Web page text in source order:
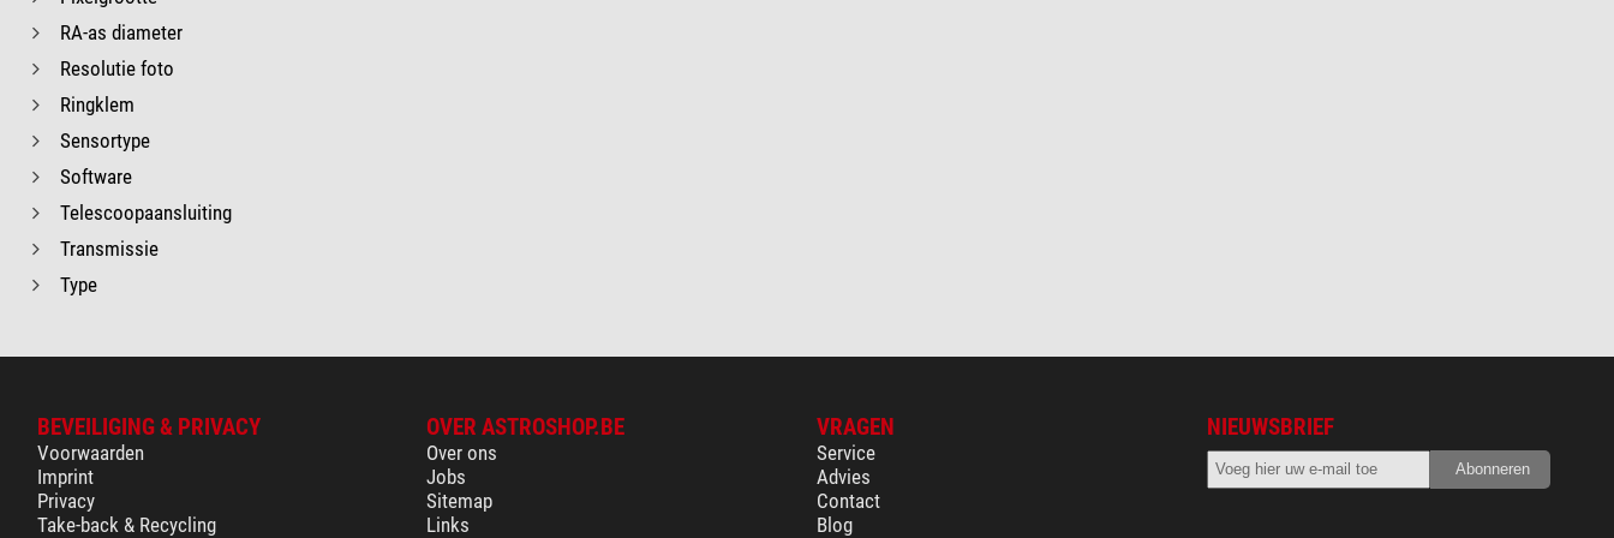
RA-as diameter
Resolutie foto
Ringklem
Sensortype
Software
Telescoopaansluiting
Transmissie
Type
BEVEILIGING & PRIVACY
Voorwaarden
Imprint
Privacy
Take-back & Recycling
OVER ASTROSHOP.BE
Over ons
Jobs
Sitemap
Links
VRAGEN
Service
Advies
Contact
Blog
NIEUWSBRIEF